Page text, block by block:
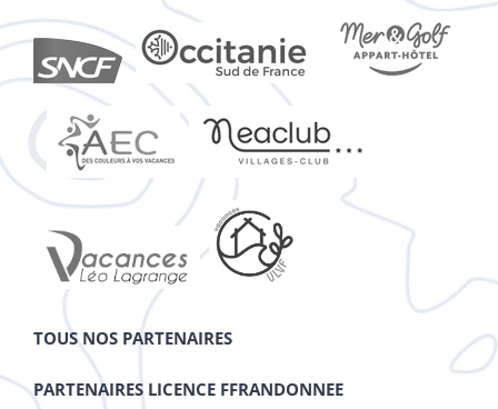
TOUS NOS PARTENAIRES
PARTENAIRES LICENCE FFRANDONNEE